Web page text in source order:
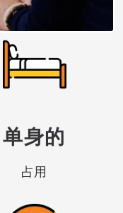
单身的
占用